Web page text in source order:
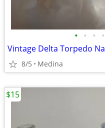
• • • •
Vintage Delta Torpedo
8/5 Medina
$15